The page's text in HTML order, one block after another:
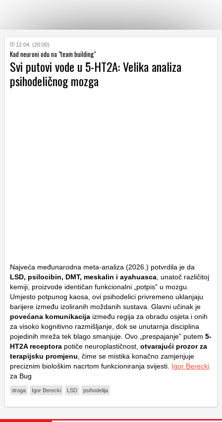
KATEGORIJE
HRVATSKI
WEB
12.04. (20:00)
Kad neuroni odu na "team building"
Svi putovi vode u 5-HT2A: Velika analiza
psihodeličnog mozga
Najveća međunarodna meta-analiza (2026.) potvrdila je da
LSD, psilocibin, DMT, meskalin i ayahuasca , unatoč različitoj
kemiji, proizvode identičan funkcionalni „potpis” u mozgu.
Umjesto potpunog kaosa, ovi psihodelici privremeno uklanjaju
barijere između izoliranih moždanih sustava. Glavni učinak je
povećana komunikacija između regija za obradu osjeta i onih
za visoko kognitivno razmišljanje, dok se unutarnja disciplina
pojedinih mreža tek blago smanjuje. Ovo „prespajanje” putem 5-
HT2A receptora potiče neuroplastičnost, otvarajući prozor za
terapijsku promjenu , čime se mistika konačno zamjenjuje
preciznim biološkim nacrtom funkcioniranja svijesti. Igor Berecki
za Bug
droga Igor Berecki LSD psihodelija